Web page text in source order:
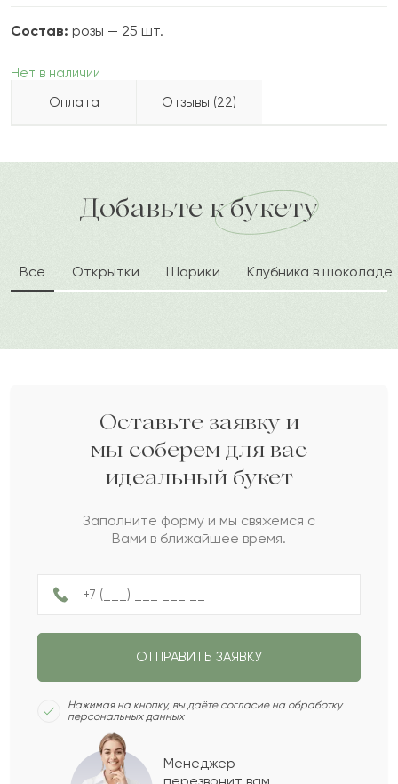
Состав: розы — 25 шт.
Нет в наличии
Оплата
Отзывы (22)
доставка по городу в течение часа
Ф 2022-10-05
Филат
2022-09-21
Г 2022-05-07
Гюзель
С 2021-12-21
Сайда
2021-09-09
Анаис
2021-06-03
Ольга
Куралай
А Азамат
Маруся
Добавьте к букету
Все Открытки Шарики Клубника в шоколаде
Оставьте заявку и
мы соберем для вас
идеальный букет
Заполните форму и мы свяжемся с
Вами в ближайшее время.
ОТПРАВИТЬ ЗАЯВКУ
Нажимая на кнопку, вы даёте согласие на обработку
персональных данных
Менеджер